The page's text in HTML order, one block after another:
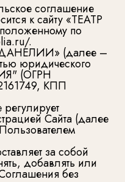
соглашение
к сайту «ТЕАТР
по
.
ДАНЕЛИИ» (далее –
юридического
(ОГРН
КПП
Сайта (далее
за собой
добавлять или
без